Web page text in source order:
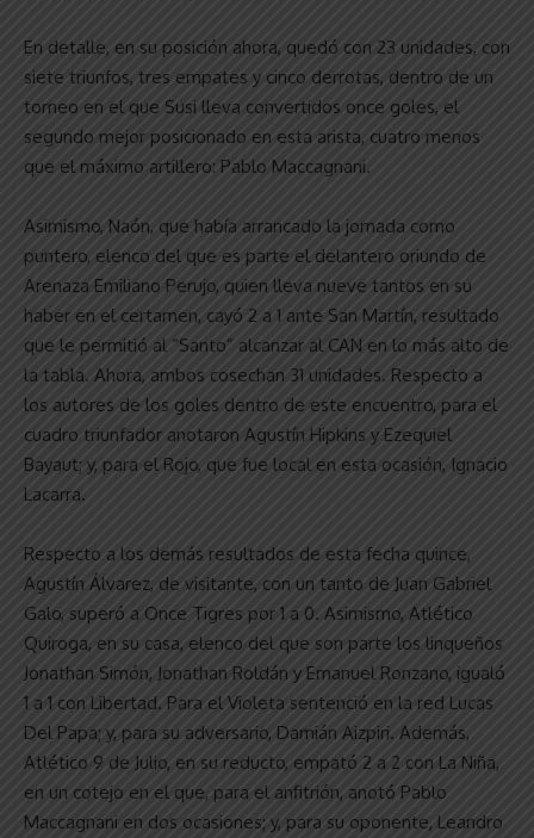
En detalle, en su posición ahora, quedó con 23 unidades, con
siete triunfos, tres empates y cinco derrotas, dentro de un
torneo en el que Susi lleva convertidos once goles, el
segundo mejor posicionado en esta arista, cuatro menos
que el máximo artillero: Pablo Maccagnani.
Asimismo, Naón, que había arrancado la jornada como
puntero, elenco del que es parte el delantero oriundo de
Arenaza Emiliano Perujo, quien lleva nueve tantos en su
haber en el certamen, cayó 2 a 1 ante San Martín, resultado
que le permitió al “Santo” alcanzar al CAN en lo más alto de
la tabla. Ahora, ambos cosechan 31 unidades. Respecto a
los autores de los goles dentro de este encuentro, para el
cuadro triunfador anotaron Agustín Hipkins y Ezequiel
Bayaut; y, para el Rojo, que fue local en esta ocasión, Ignacio
Lacarra.
Respecto a los demás resultados de esta fecha quince,
Agustín Álvarez, de visitante, con un tanto de Juan Gabriel
Galo, superó a Once Tigres por 1 a 0. Asimismo, Atlético
Quiroga, en su casa, elenco del que son parte los linqueños
Jonathan Simón, Jonathan Roldán y Emanuel Ronzano, igualó
1 a 1 con Libertad. Para el Violeta sentenció en la red Lucas
Del Papa; y, para su adversario, Damián Aizpiri. Además,
Atlético 9 de Julio, en su reducto, empató 2 a 2 con La Niña,
en un cotejo en el que, para el anfitrión, anotó Pablo
Maccagnani en dos ocasiones; y, para su oponente, Leandro